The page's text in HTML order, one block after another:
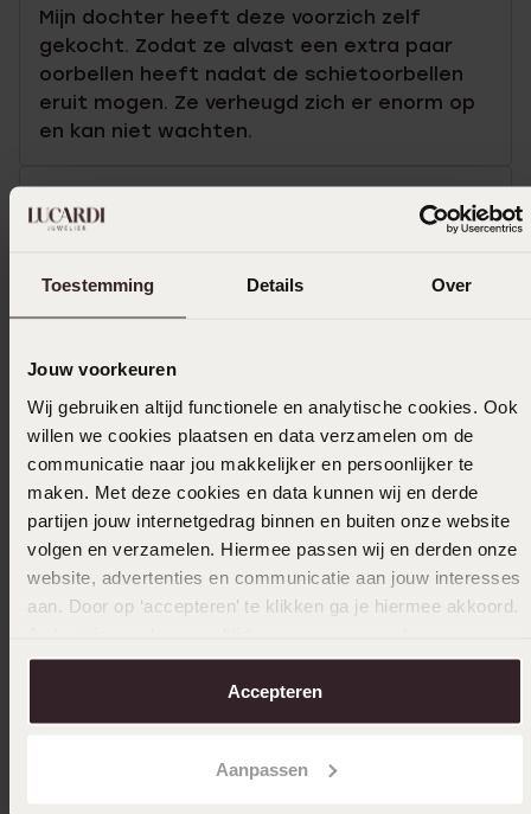
Toestemming Details Over
Jouw voorkeuren
Wij gebruiken altijd functionele en analytische cookies. Ook
willen we cookies plaatsen en data verzamelen om de
communicatie naar jou makkelijker en persoonlijker te
maken. Met deze cookies en data kunnen wij en derde
partijen jouw internetgedrag binnen en buiten onze website
volgen en verzamelen. Hiermee passen wij en derden onze
website, advertenties en communicatie aan jouw interesses
aan. Door op ‘accepteren’ te klikken ga je hiermee akkoord.
over in onscookiebeleid.
Accepteren
Aanpassen
Mijn dochter heeft deze voorzich zelf
gekocht. Zodat ze alvast een extra paar
oorbellen heeft nadat de schietoorbellen
eruit mogen. Ze verheugd zich er enorm op
en kan niet wachten.
01-04-2026 - Sanne Mulders
goede kwaliteit/prijs
In winkelmandje
Ook leuk voor jou